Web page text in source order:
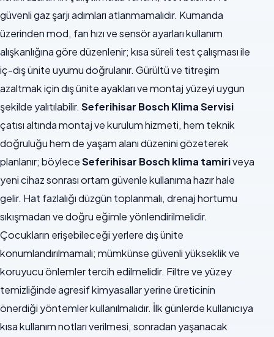
güvenli gaz şarjı adımları atlanmamalıdır. Kumanda
üzerinden mod, fan hızı ve sensör ayarları kullanım
alışkanlığına göre düzenlenir; kısa süreli test çalışması ile
iç-dış ünite uyumu doğrulanır. Gürültü ve titreşim
azaltmak için dış ünite ayakları ve montaj yüzeyi uygun
şekilde yalıtılabilir. Seferihisar Bosch Klima Servisi
çatısı altında montaj ve kurulum hizmeti, hem teknik
doğruluğu hem de yaşam alanı düzenini gözeterek
planlanır; böyleceSeferihisar Bosch klima tamiriveya
yeni cihaz sonrası ortam güvenle kullanıma hazır hale
gelir. Hat fazlalığı düzgün toplanmalı, drenaj hortumu
sıkışmadan ve doğru eğimle yönlendirilmelidir.
Çocukların erişebileceği yerlere dış ünite
konumlandırılmamalı; mümkünse güvenli yükseklik ve
koruyucu önlemler tercih edilmelidir. Filtre ve yüzey
temizliğinde agresif kimyasallar yerine üreticinin
önerdiği yöntemler kullanılmalıdır. İlk günlerde kullanıcıya
kısa kullanım notları verilmesi, sonradan yaşanacak